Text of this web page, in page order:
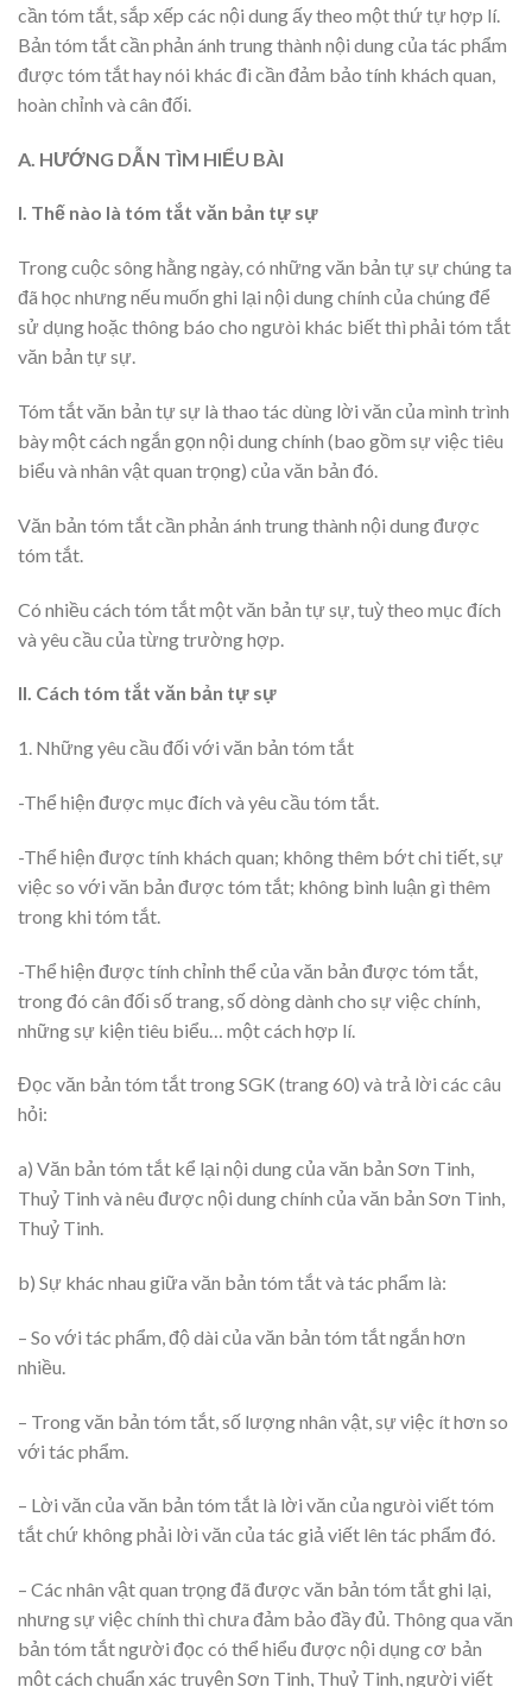
cần tóm tắt, sắp xếp các nội dung ấy theo một thứ tự hợp lí.
Bản tóm tắt cần phản ánh trung thành nội dung của tác phẩm
được tóm tắt hay nói khác đi cần đảm bảo tính khách quan,
hoàn chỉnh và cân đối.
A. HƯỚNG DẪN TÌM HlỂU BÀI
I. Thế nào là tóm tắt văn bản tự sự
Trong cuộc sông hằng ngày, có những văn bản tự sự chúng ta
đã học nhưng nếu muốn ghi lại nội dung chính của chúng để
sử dụng hoặc thông báo cho ngưòi khác biết thì phải tóm tắt
văn bản tự sự.
Tóm tắt văn bản tự sự là thao tác dùng lời văn của mình trình
bày một cách ngắn gọn nội dung chính (bao gồm sự việc tiêu
biểu và nhân vật quan trọng) của văn bản đó.
Văn bản tóm tắt cần phản ánh trung thành nội dung được
tóm tắt.
Có nhiều cách tóm tắt một văn bản tự sự, tuỳ theo mục đích
và yêu cầu của từng trường hợp.
II. Cách tóm tắt văn bản tự sự
1. Những yêu cầu đối với văn bản tóm tắt
-Thể hiện được mục đích và yêu cầu tóm tắt.
-Thể hiện được tính khách quan; không thêm bớt chi tiết, sự
việc so với văn bản được tóm tắt; không bình luận gì thêm
trong khi tóm tắt.
-Thể hiện được tính chỉnh thể của văn bản được tóm tắt,
trong đó cân đối số trang, số dòng dành cho sự việc chính,
những sự kiện tiêu biểu… một cách hợp lí.
Đọc văn bản tóm tắt trong SGK (trang 60) và trả lời các câu
hỏi:
a) Văn bản tóm tắt kể lại nội dung của văn bản Sơn Tinh,
Thuỷ Tinh và nêu được nội dung chính của văn bản Sơn Tinh,
Thuỷ Tinh.
b) Sự khác nhau giữa văn bản tóm tắt và tác phẩm là:
– So với tác phẩm, độ dài của văn bản tóm tắt ngắn hơn
nhiều.
– Trong văn bản tóm tắt, số lượng nhân vật, sự việc ít hơn so
với tác phẩm.
– Lời văn của văn bản tóm tắt là lời văn của ngưòi viết tóm
tắt chứ không phải lời văn của tác giả viết lên tác phẩm đó.
– Các nhân vật quan trọng đã được văn bản tóm tắt ghi lại,
nhưng sự việc chính thì chưa đảm bảo đầy đủ. Thông qua văn
bản tóm tắt người đọc có thể hiểu được nội dụng cơ bản
một cách chuẩn xác truyện Sơn Tinh, Thuỷ Tinh, người viết